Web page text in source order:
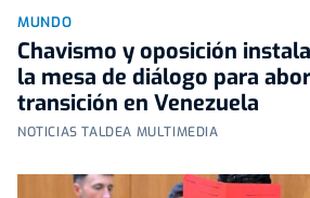
MUNDO
Chavismo y oposición
la mesa de diálogo para
transición en Venezuela
NOTICIAS TALDEA MULTIMEDIA